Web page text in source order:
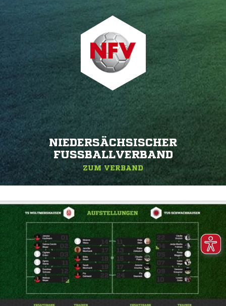
NIEDERSÄCHSISCHER
FUSSBALLVERBAND
ZUM VERBAND